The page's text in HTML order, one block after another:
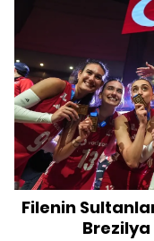
Filenin
Brezilya